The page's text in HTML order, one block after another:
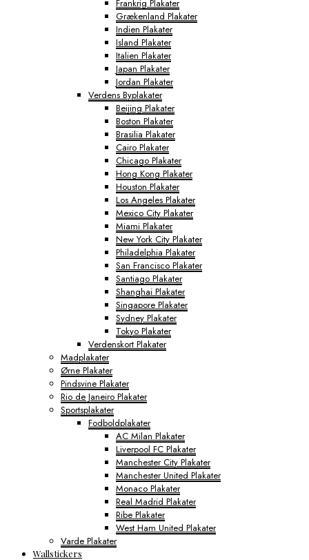
Frankrig Plakater
Grækenland Plakater
Indien Plakater
Island Plakater
Italien Plakater
Japan Plakater
Jordan Plakater
Verdens Byplakater
Beijing Plakater
Boston Plakater
Brasilia Plakater
Cairo Plakater
Chicago Plakater
Hong Kong Plakater
Houston Plakater
Los Angeles Plakater
Mexico City Plakater
Miami Plakater
New York City Plakater
Philadelphia Plakater
San Francisco Plakater
Santiago Plakater
Shanghai Plakater
Singapore Plakater
Sydney Plakater
Tokyo Plakater
Verdenskort Plakater
Madplakater
Ørne Plakater
Pindsvine Plakater
Rio de Janeiro Plakater
Sportsplakater
Fodboldplakater
AC Milan Plakater
Liverpool FC Plakater
Manchester City Plakater
Manchester United Plakater
Monaco Plakater
Real Madrid Plakater
Ribe Plakater
West Ham United Plakater
Varde Plakater
Wallstickers